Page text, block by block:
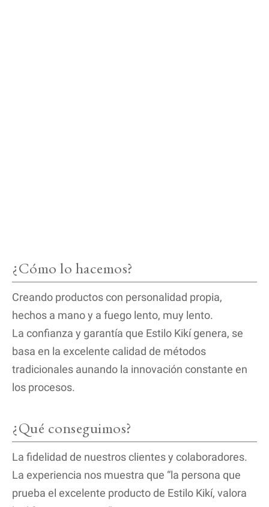
¿Cómo lo hacemos?
Creando productos con personalidad propia,
hechos a mano y a fuego lento, muy lento.
La confianza y garantía que Estilo Kikí genera, se
basa en la excelente calidad de métodos
tradicionales aunando la innovación constante en
los procesos.
¿Qué conseguimos?
La fidelidad de nuestros clientes y colaboradores.
La experiencia nos muestra que “la persona que
prueba el excelente producto de Estilo Kikí, valora